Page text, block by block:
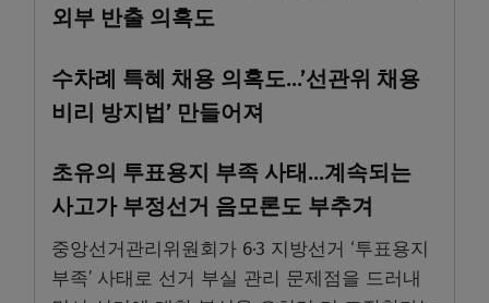
외부 반출 의혹도
수차례 특혜 채용 의혹도…’선관위 채용
비리 방지법’ 만들어져
초유의 투표용지 부족 사태…계속되는
사고가 부정선거 음모론도 부추겨
중앙선거관리위원회가 6·3 지방선거 ‘투표용지
부족’ 사태로 선거 부실 관리 문제점을 드러내